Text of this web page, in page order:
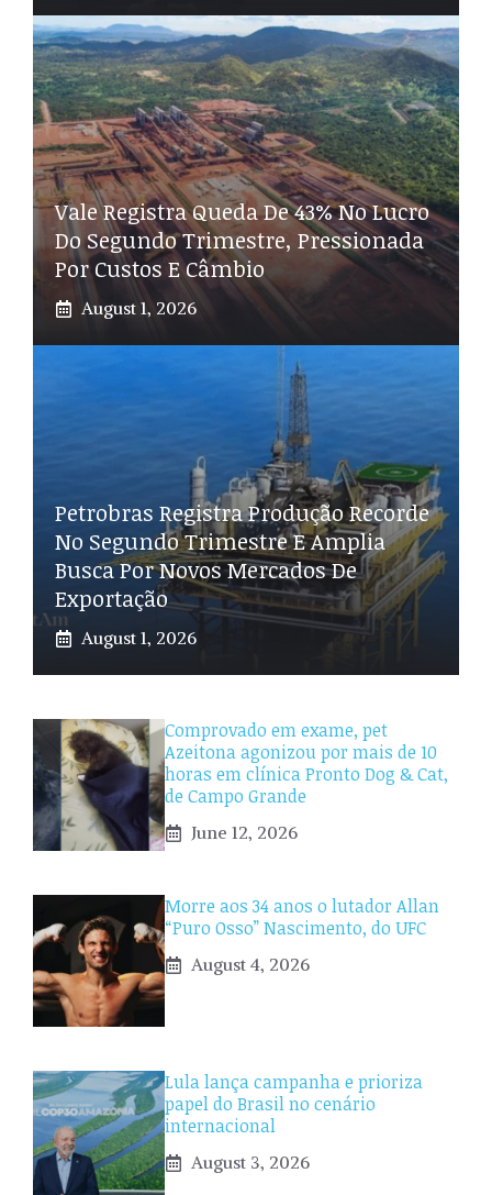
Vale Registra Queda De 43% No Lucro
Do Segundo Trimestre, Pressionada
Por Custos E Câmbio
August 1, 2026
Petrobras Registra Produção Recorde
No Segundo Trimestre E Amplia
Busca Por Novos Mercados De
Exportação
August 1, 2026
Comprovado em exame, pet
Azeitona agonizou por mais de 10
horas em clínica Pronto Dog & Cat,
de Campo Grande
June 12, 2026
Morre aos 34 anos o lutador Allan
“Puro Osso” Nascimento, do UFC
August 4, 2026
Lula lança campanha e prioriza
papel do Brasil no cenário
internacional
August 3, 2026